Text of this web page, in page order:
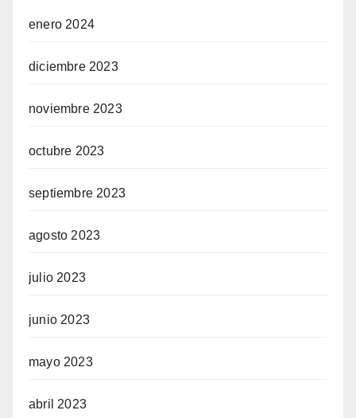
enero 2024
diciembre 2023
noviembre 2023
octubre 2023
septiembre 2023
agosto 2023
julio 2023
junio 2023
mayo 2023
abril 2023